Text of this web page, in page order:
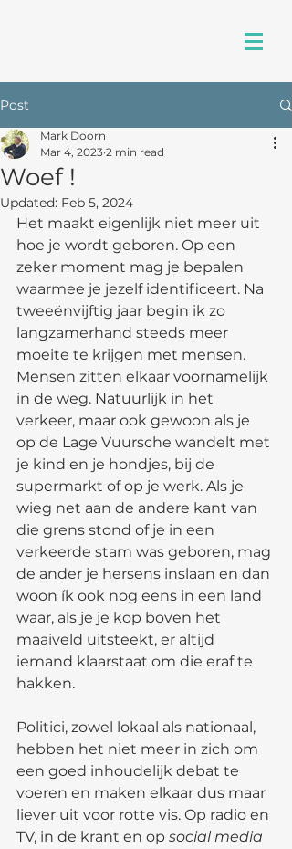
Post
Woef !
Mark Doorn
Mar 4, 2023 2 min read
Updated: Feb 5, 2024
Het maakt eigenlijk niet meer uit
hoe je wordt geboren. Op een
zeker moment mag je bepalen
waarmee je jezelf identificeert. Na
tweeënvijftig jaar begin ik zo
langzamerhand steeds meer
moeite te krijgen met mensen.
Mensen zitten elkaar voornamelijk
in de weg. Natuurlijk in het
verkeer, maar ook gewoon als je
op de Lage Vuursche wandelt met
je kind en je hondjes, bij de
supermarkt of op je werk. Als je
wieg net aan de andere kant van
die grens stond of je in een
verkeerde stam was geboren, mag
de ander je hersens inslaan en dan
woon ík ook nog eens in een land
waar, als je je kop boven het
maaiveld uitsteekt, er altijd
iemand klaarstaat om die eraf te
hakken.
Politici, zowel lokaal als nationaal,
hebben het niet meer in zich om
een goed inhoudelijk debat te
voeren en maken elkaar dus maar
liever uit voor rotte vis. Op radio en
TV, in de krant en op social media